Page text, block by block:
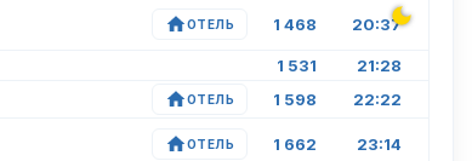
ОТЕЛЬ 1 468 20:37
1 531 21:28
ОТЕЛЬ 1 598 22:22
ОТЕЛЬ 1 662 23:14